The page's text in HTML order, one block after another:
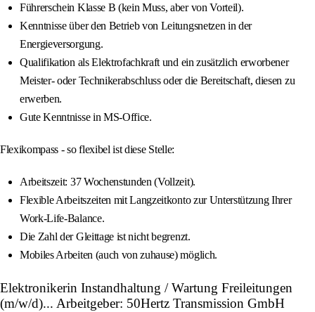
Führerschein Klasse B (kein Muss, aber von Vorteil).
Kenntnisse über den Betrieb von Leitungsnetzen in der
Energieversorgung.
Qualifikation als Elektrofachkraft und ein zusätzlich erworbener
Meister- oder Technikerabschluss oder die Bereitschaft, diesen zu
erwerben.
Gute Kenntnisse in MS-Office.
Flexikompass - so flexibel ist diese Stelle:
Arbeitszeit: 37 Wochenstunden (Vollzeit).
Flexible Arbeitszeiten mit Langzeitkonto zur Unterstützung Ihrer
Work-Life-Balance.
Die Zahl der Gleittage ist nicht begrenzt.
Mobiles Arbeiten (auch von zuhause) möglich.
Elektronikerin Instandhaltung / Wartung Freileitungen
(m/w/d)... Arbeitgeber: 50Hertz Transmission GmbH